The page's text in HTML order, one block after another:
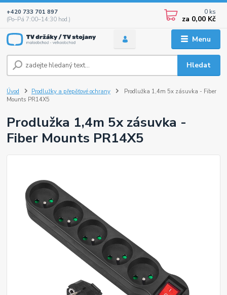
Menu
Hledat
+420 733 701 897
(Po–Pá 7:00–14:30 hod.)
0 ks
za 0,00 Kč
Úvod Prodlužky a přepěťové ochrany
Prodlužka 1,4m 5x zásuvka - Fiber
Mounts PR14X5
Prodlužka 1,4m 5x zásuvka -
Fiber Mounts PR14X5